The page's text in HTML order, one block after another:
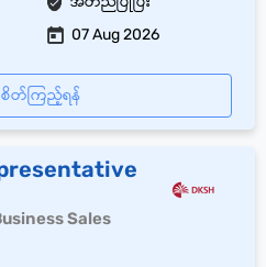
07 Aug 2026
တ်ကြည့်ရန်
Sales